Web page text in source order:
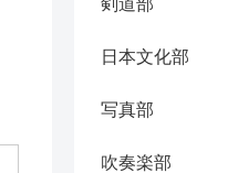
日本文化部
写真部
吹奏楽部